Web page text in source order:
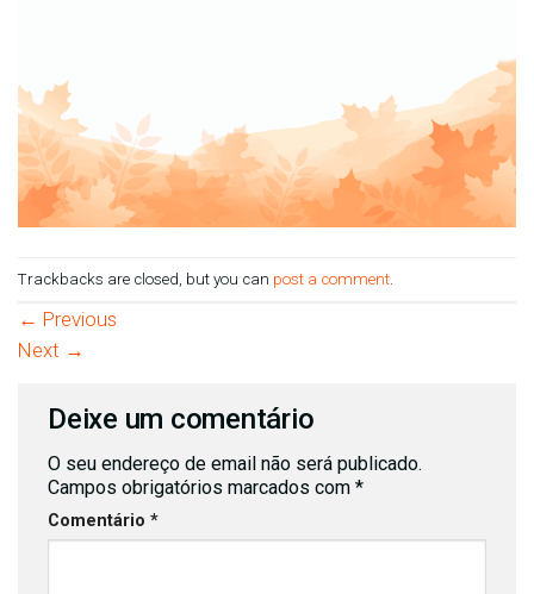
Trackbacks are closed, but you can post a comment
← Previous
Next →
Deixe um comentário
O seu endereço de email não será publicado.
Campos obrigatórios marcados com *
Comentário *